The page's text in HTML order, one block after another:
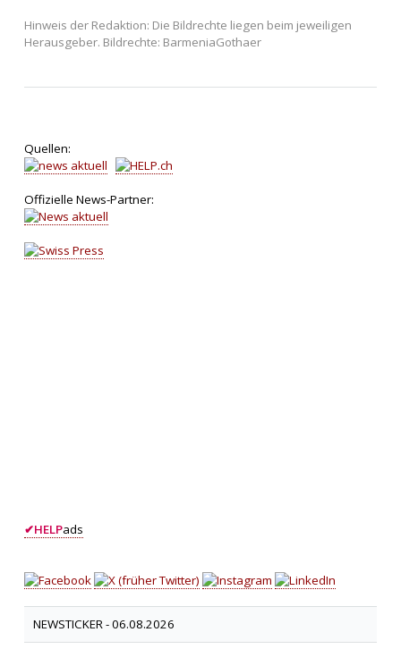
Hinweis der Redaktion: Die Bildrechte liegen beim jeweiligen
Herausgeber. Bildrechte: BarmeniaGothaer
Quellen:
Offizielle News-Partner:
✔HELPads
NEWSTICKER -06.08.2026